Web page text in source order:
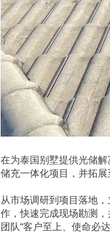
在为泰国别墅提供光储
储充一体化项目，并拓
从市场调研到项目落地
作，快速完成现场勘测
团队“客户至上、使命必